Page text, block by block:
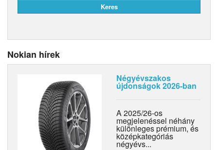
Nokian hírek
Négyévszakos
újdonságok 2026-ban
A 2025/26-os
megjelenéssel néhány
különleges prémium, és
középkategóriás
négyévs...